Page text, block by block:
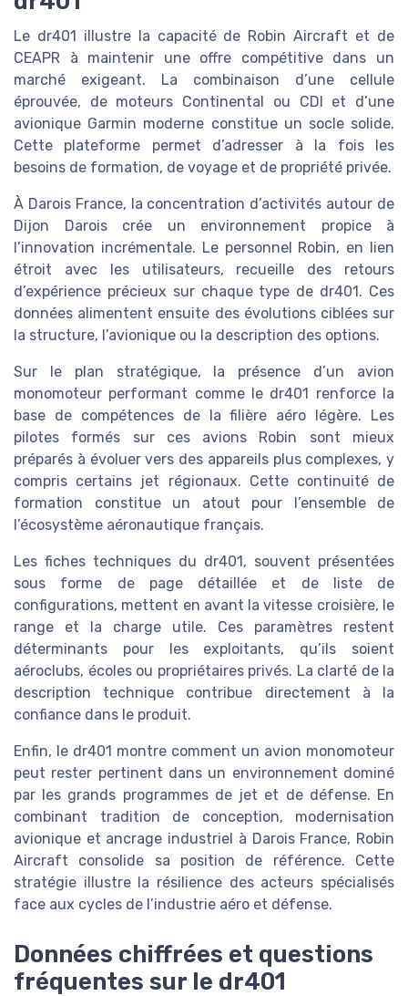
Le dr401 illustre la capacité de Robin Aircraft et de
CEAPR à maintenir une offre compétitive dans un
marché exigeant. La combinaison d’une cellule
éprouvée, de moteurs Continental ou CDI et d’une
avionique Garmin moderne constitue un socle solide.
Cette plateforme permet d’adresser à la fois les
besoins de formation, de voyage et de propriété privée.
À Darois France, la concentration d’activités autour de
Dijon Darois crée un environnement propice à
l’innovation incrémentale. Le personnel Robin, en lien
étroit avec les utilisateurs, recueille des retours
d’expérience précieux sur chaque type de dr401. Ces
données alimentent ensuite des évolutions ciblées sur
la structure, l’avionique ou la description des options.
Sur le plan stratégique, la présence d’un avion
monomoteur performant comme le dr401 renforce la
base de compétences de la filière aéro légère. Les
pilotes formés sur ces avions Robin sont mieux
préparés à évoluer vers des appareils plus complexes, y
compris certains jet régionaux. Cette continuité de
formation constitue un atout pour l’ensemble de
l’écosystème aéronautique français.
Les fiches techniques du dr401, souvent présentées
sous forme de page détaillée et de liste de
configurations, mettent en avant la vitesse croisière, le
range et la charge utile. Ces paramètres restent
déterminants pour les exploitants, qu’ils soient
aéroclubs, écoles ou propriétaires privés. La clarté de la
description technique contribue directement à la
confiance dans le produit.
Enfin, le dr401 montre comment un avion monomoteur
peut rester pertinent dans un environnement dominé
par les grands programmes de jet et de défense. En
combinant tradition de conception, modernisation
avionique et ancrage industriel à Darois France, Robin
Aircraft consolide sa position de référence. Cette
stratégie illustre la résilience des acteurs spécialisés
face aux cycles de l’industrie aéro et défense.
Données chiffrées et questions
fréquentes sur le dr401